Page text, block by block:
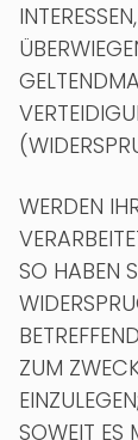
WERDEN
SO HABEN
ZUM
SOWEIT ES